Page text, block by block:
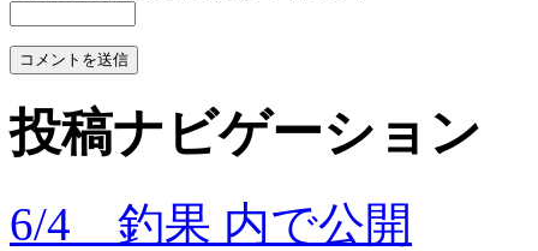
投稿ナビゲーション
6/4 釣果 内で公開